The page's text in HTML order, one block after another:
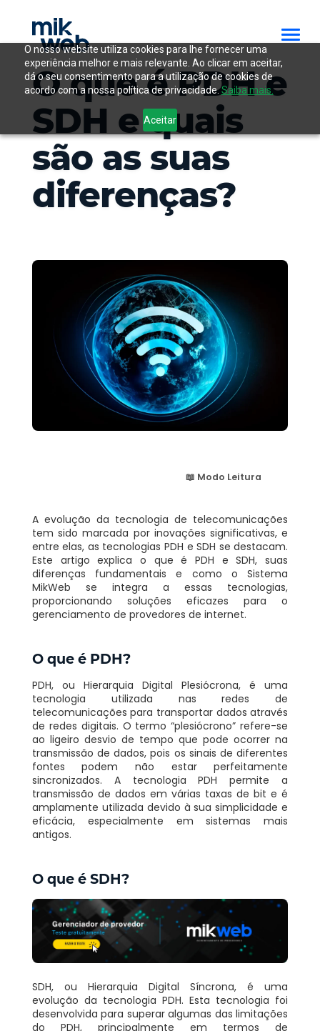
O nosso website utiliza cookies para lhe fornecer uma
experiência melhor e mais relevante. Ao clicar em aceitar,
dá o seu consentimento para a utilização de cookies de
acordo com a nossa política de privacidade.Saiba mais.
Aceitar
O que é PDH e
SDH e quais
são as suas
diferenças?
📖 Modo Leitura
A evolução da tecnologia de telecomunicações
tem sido marcada por inovações significativas, e
entre elas, as tecnologias PDH e SDH se destacam.
Este artigo explica o que é PDH e SDH, suas
diferenças fundamentais e como o Sistema
MikWeb se integra a essas tecnologias,
proporcionando soluções eficazes para o
gerenciamento de provedores de internet.
O que é PDH?
PDH, ou Hierarquia Digital Plesiócrona, é uma
tecnologia utilizada nas redes de
telecomunicações para transportar dados através
de redes digitais. O termo “plesiócrono” refere-se
ao ligeiro desvio de tempo que pode ocorrer na
transmissão de dados, pois os sinais de diferentes
fontes podem não estar perfeitamente
sincronizados. A tecnologia PDH permite a
transmissão de dados em várias taxas de bit e é
amplamente utilizada devido à sua simplicidade e
eficácia, especialmente em sistemas mais
antigos.
O que é SDH?
SDH, ou Hierarquia Digital Síncrona, é uma
evolução da tecnologia PDH. Esta tecnologia foi
desenvolvida para superar algumas das limitações
do PDH, principalmente em termos de